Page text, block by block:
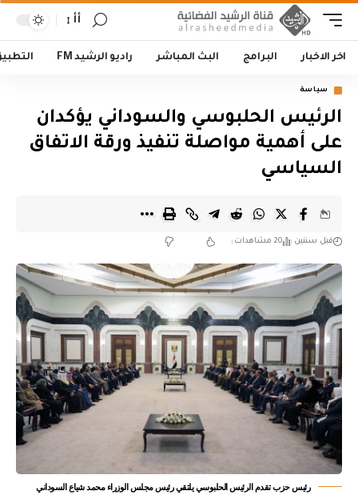
أأ
اخر الاخبار البرامج البث المباشر راديو الرشيد FM
سياسة
الرئيس الحلبوسي والسوداني يؤكدان
على أهمية مواصلة تنفيذ ورقة الاتفاق
السياسي
قبل سنتين 20 مشاهدات
رئيس حزب تقدم الرئيس الحلبوسي يلتقي رئيس مجلس الوزراء محمد شياع السوداني